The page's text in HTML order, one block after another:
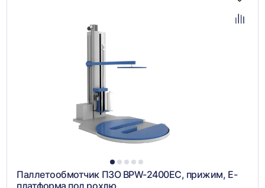
1 2 3 4 5
Паллетообмотчик ПЗО BPW-2400EC, прижим, Е-
платформа под рохлю